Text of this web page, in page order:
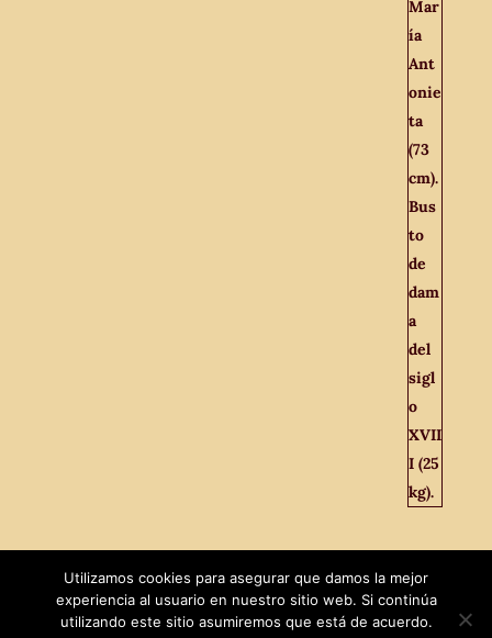
Utilizamos cookies para asegurar que damos la mejor
experiencia al usuario en nuestro sitio web. Si continúa
utilizando este sitio asumiremos que está de acuerdo.